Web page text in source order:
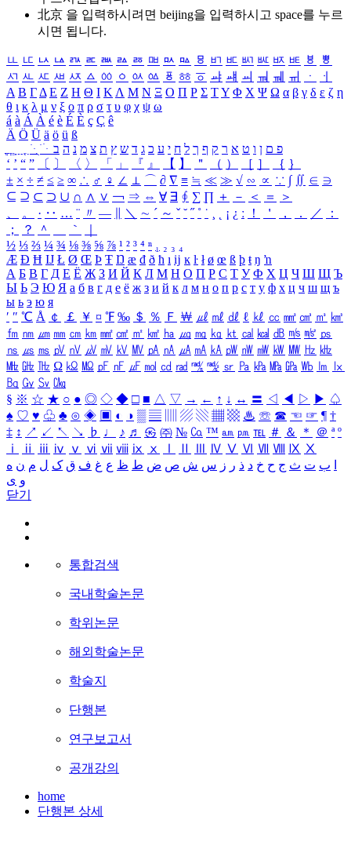
北京 을 입력하시려면 beijing을 입력하시고 space를 누르
시면 됩니다.
ㅥ ㅦ ㅧ ㅨ ㅩ ㅪ ㅫ ㅬ ㅭ ㅮ ㅯ ㅰ ㅱ ㅲ ㅳ ㅴ ㅵ ㅶ ㅷ ㅸ
ㅹ
ㅺ ㅻ ㅼ ㅽ ㅾ ㅿ ㆀ ㆁ ㆂ ㆃ ㆄ ㆅ ㆆ ㆇ ㆈ ㆉ ㆊ ㆋ ㆌ ㆍ
ㆎ
Α Β ΓΔ Ε Ζ Η Θ Ι ΚΛ Μ Ν Ξ Ο Π Ρ Σ ΤΥ Φ Χ Ψ Ω α β γ δ ε ζ η
θ ι κ λ μ ν ξ ο π ρ σ τ υ φ χ ψ ω
á à Á À é è É È ç Ç ê
Ä Ö Ü ä ö ü ß
ִֶֹ ֻּ ׁׂ פ ם ן ו ט א ר ק ף ך ל ח י ע כ ג ד ש ץ ת צ מ נ ה ב
‘ ’ “ ” 〔 〕 〈 〉 「 」 『 』 【 】 ＂ （ ） ［ ］ ｛ ｝
± × ÷ ≠ ≤ ≥ ∞ ∴ ♂ ♀ ∠ ⊥ ⌒ ∂ ∇ ≡ ≒ ≪ ≫ √ ∽ ∝ ∵ ∫ ∬ ∈ ∋
⊆ ⊇ ⊂ ⊃ ∪ ∩ ∧ ∨ ￢ ⇒ ⇔ ∀ ∃ ∮ ∑ ∏ ＋ － ＜ ＝
＞
、
。 · ‥ … ¨ 〃 ― ＼ ∼ ´ ～ ˇ ˘ ˝ ˚ ˙ ¸ ¡ ¿ ː ！ ＇ ， ． ／
：
；
？ ＾ ｀
½ ⅓ ⅔ ¼ ¾ ⅛ ⅜ ⅝ ⅞ ¹ ² ³ ⁴ ⁿ ₁ ₂ ₃ ₄
Æ Ð Ħ Ĳ Ł Ø Œ Þ Ŧ Ŋ æ đ ð ħ ı ĳ ĸ ŀ ł ø œ ß þ ŧ ŋ ŉ
А Б В Г Д Е Ё Ж З И Й К Л М Н О П Р С Т У Ф Х Ц Ч Ш Щ Ъ
Ы Ь Э Ю Я а б в г д е ё ж з и й к л м н о п р с т у ф х ц ч ш щ ъ
ы ь э ю я
′ ″ ℃ Å ￠ ￡ ￥ ¤ ℉ ‰ ＄ ％ Ｆ ￦ ㎕ ㎖ ㎗ ℓ ㎘ ㏄ ㎣ ㎤ ㎥ ㎦
㎙ ㎚ ㎛ ㎜ ㎝ ㎞ ㎟ ㎠ ㎡ ㎢ ㏊ ㎍ ㎎ ㎏ ㏏ ㎈ ㎉ ㏈ ㎧ ㎨ ㎰
㎱ ㎲ ㎳ ㎴ ㎵ ㎶ ㎷ ㎸ ㎹ ㎀ ㎁ ㎂ ㎃ ㎄ ㎺ ㎻ ㎽ ㎾ ㎿ ㎐ ㎑
㎒ ㎓ ㎔ Ω ㏀ ㏁ ㎊ ㎋ ㎌ ㏖ ㏅ ㎭ ㎮ ㎯ ㏛ ㎩ ㎪ ㎫ ㎬ ㏝ ㏐
㏓
㏃ ㏉ ㏜ ㏆
§ ※ ☆ ★ ○ ● ◎ ◇ ◆ □ ■ △ ▽ → ← ↑ ↓ ↔ 〓 ◁ ◀ ▷ ▶ ♤
♠ ♡ ♥ ♧ ♣ ⊙ ◈ ▣ ◐ ◑ ▒ ▤ ▨ ▧ ▦ ▩ ♨ ☏ ☎ ☜ ☞ ¶ †
‡ ↕ ↗ ↙ ↖ ↘ ♭ ♩ ♪ ♬ ㉿ ㈜ № ㏇ ™ ㏂ ㏘ ℡ ＃ ＆ ＊ ＠ ª º
ⅰ
ⅱ ⅲ ⅳ ⅴ ⅵ ⅶ ⅷ ⅸ ⅹ Ⅳ Ⅴ Ⅵ Ⅶ Ⅷ Ⅸ Ⅹ
ب ت ث ج ح خ د ذ ر ز س ش ص ض ط ظ ع غ ف ق ک ل م ن ه
و ی
닫기
통합검색
국내학술논문
학위논문
해외학술논문
학술지
단행본
연구보고서
공개강의
home
단행본 상세